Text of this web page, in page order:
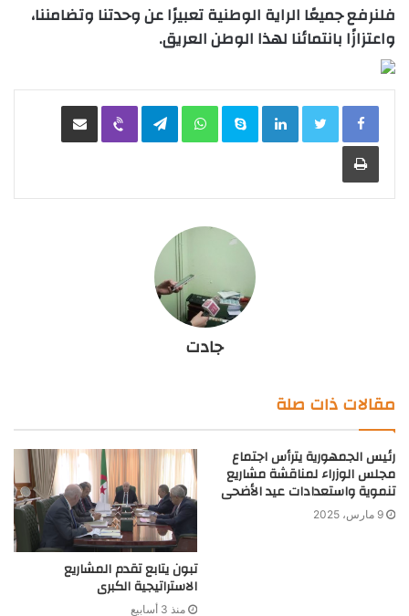
فلنرفع جميعًا الراية الوطنية تعبيرًا عن وحدتنا وتضامننا،
واعتزازًا بانتمائنا لهذا الوطن العريق.
LinkedIn
Skype
WhatsApp
Telegram
Viber مشاركة عبر البريد
طباعة
جادت
مقالات ذات صلة
رئيس الجمهورية يترأس اجتماع
مجلس الوزراء لمناقشة مشاريع
تنموية واستعدادات عيد الأضحى
9 مارس، 2025
تبون يتابع تقدم المشاريع
الاستراتيجية الكبرى
منذ 3 أسابيع